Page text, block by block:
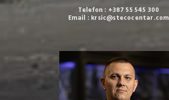
Telefon : +387 55 545 300
Email : krsic@stecocentar.com